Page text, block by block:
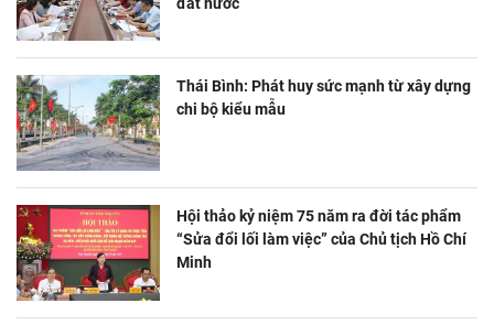
Thái Bình: Phát huy sức mạnh từ xây dựng
chi bộ kiểu mẫu
Hội thảo kỷ niệm 75 năm ra đời tác phẩm
“Sửa đổi lối làm việc” của Chủ tịch Hồ Chí
Minh